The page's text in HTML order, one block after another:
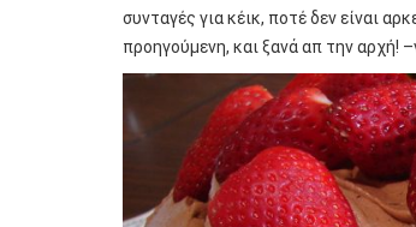
συνταγές για κέικ, ποτέ δεν είναι
προηγούμενη, και ξανά απ την αρχή!